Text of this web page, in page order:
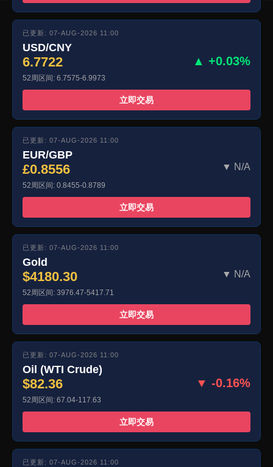
已更新: 07-AUG-2026 11:00
USD/CNY
6.7722 ▲ +0.03%
52周区间: 6.7575-6.9973
立即交易
已更新: 07-AUG-2026 11:00
EUR/GBP
£0.8556 ▼ N/A
52周区间: 0.8455-0.8789
立即交易
已更新: 07-AUG-2026 11:00
Gold
$4180.30 ▼ N/A
52周区间: 3976.47-5417.71
立即交易
已更新: 07-AUG-2026 11:00
Oil (WTI Crude)
$82.36 ▼ -0.16%
52周区间: 67.04-117.63
立即交易
已更新: 07-AUG-2026 11:00